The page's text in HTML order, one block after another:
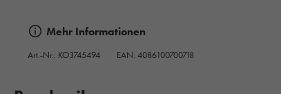
Mehr Informationen
Art.-Nr.: KO3745494 EAN: 4086100700718